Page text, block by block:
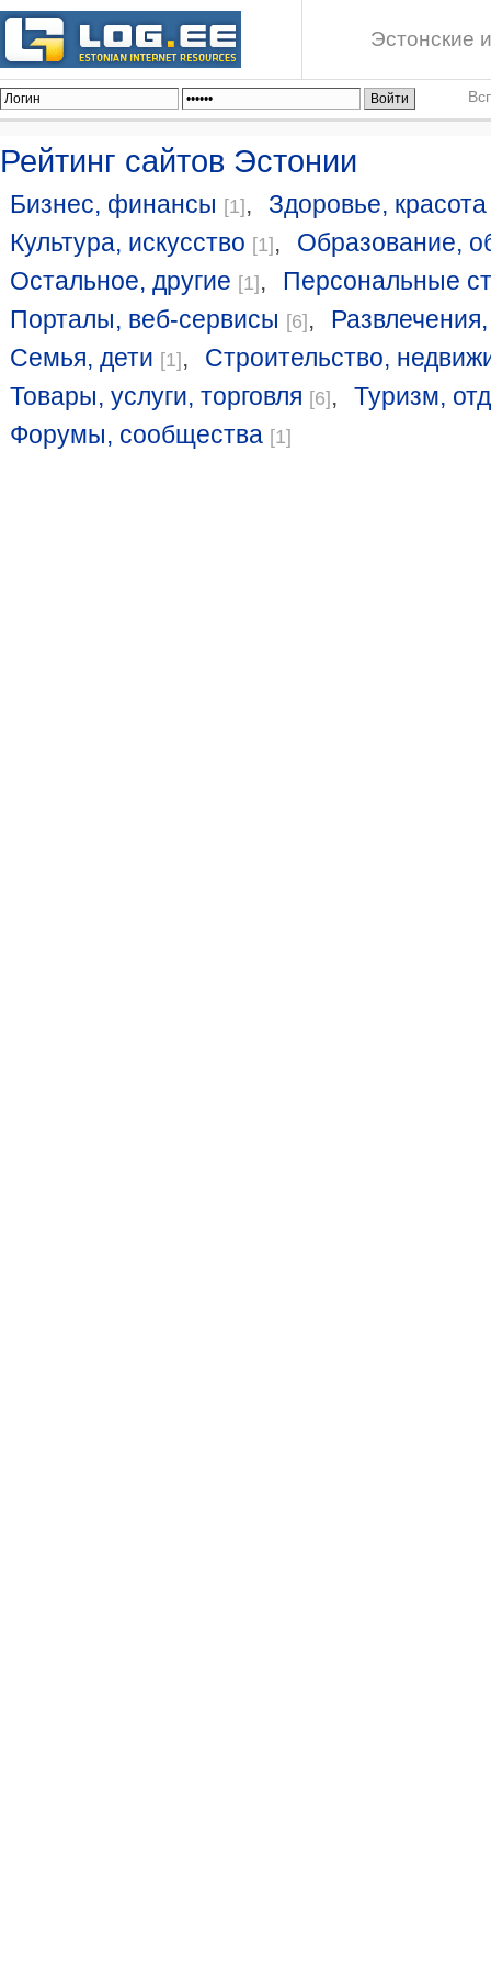
Эстонские
Рейтинг сайтов Эстонии
Бизнес, финансы [1],
Здоровье, красота
Культура, искусство [1],
Образование,
Остальное, другие [1],
Персональные
Порталы, веб-сервисы [6],
Семья, дети [1],
Строительство,
Товары, услуги, торговля [6],
Туризм,
Форумы, сообщества [1]